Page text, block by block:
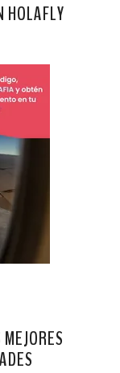
HOLAFLY